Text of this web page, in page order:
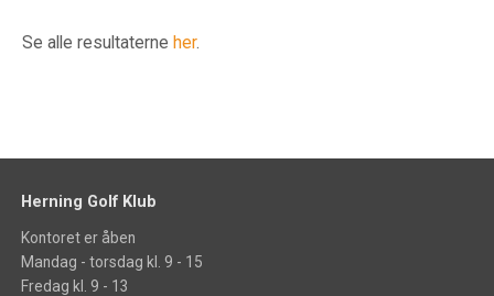
Se alle resultaterne her.
Herning Golf Klub
Kontoret er åben
Mandag - torsdag kl. 9 - 15
Fredag kl. 9 - 13